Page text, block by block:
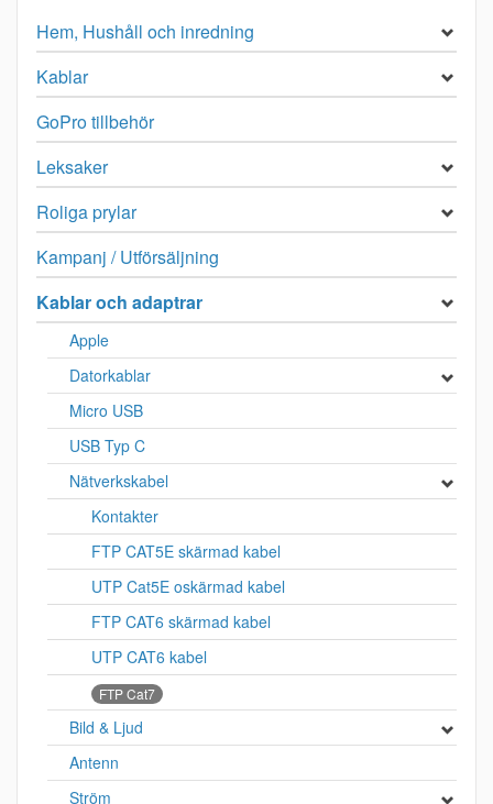
Hem, Hushåll och inredning
Kablar
GoPro tillbehör
Leksaker
Roliga prylar
Kampanj / Utförsäljning
Kablar och adaptrar
Apple
Datorkablar
Micro USB
USB Typ C
Nätverkskabel
Kontakter
FTP CAT5E skärmad kabel
UTP Cat5E oskärmad kabel
FTP CAT6 skärmad kabel
UTP CAT6 kabel
FTP Cat7
Bild & Ljud
Antenn
Ström